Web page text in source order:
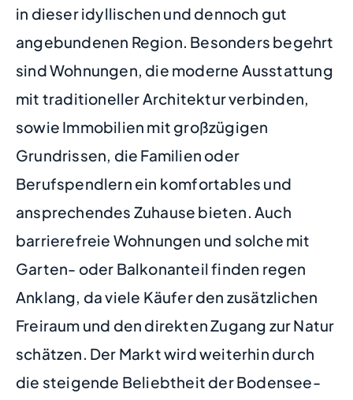
in dieser idyllischen und dennoch gut
angebundenen Region. Besonders begehrt
sind Wohnungen, die moderne Ausstattung
mit traditioneller Architektur verbinden,
sowie Immobilien mit großzügigen
Grundrissen, die Familien oder
Berufspendlern ein komfortables und
ansprechendes Zuhause bieten. Auch
barrierefreie Wohnungen und solche mit
Garten- oder Balkonanteil finden regen
Anklang, da viele Käufer den zusätzlichen
Freiraum und den direkten Zugang zur Natur
schätzen. Der Markt wird weiterhin durch
die steigende Beliebtheit der Bodensee-